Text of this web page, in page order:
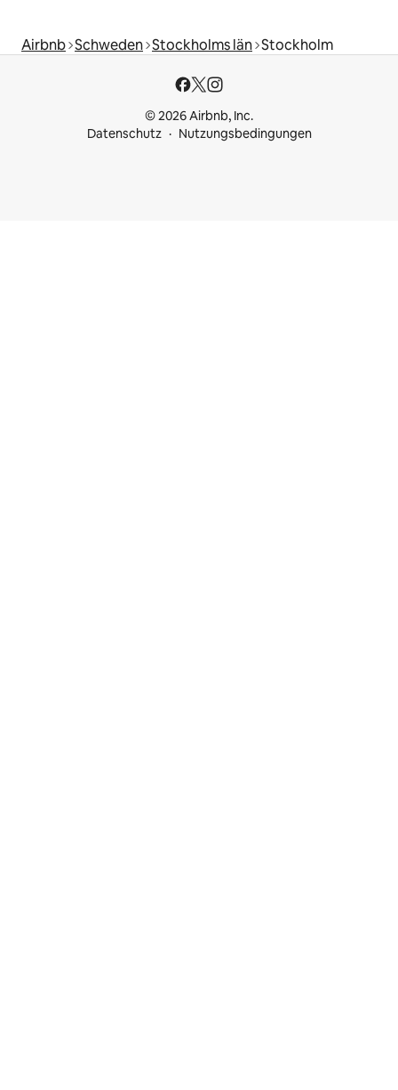
Airbnb Schweden Stockholms län Stockholm
© 2026 Airbnb, Inc.
Datenschutz
Nutzungsbedingungen